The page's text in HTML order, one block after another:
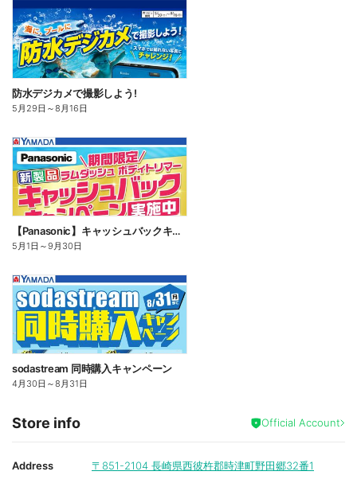
防水デジカメで撮影しよう!
5月29日 ～8月16日
【Panasonic】キャッシュバックキャンペーン
5月1日 ～9月30日
sodastream 同時購入キャンペーン
4月30日 ～8月31日
Store info Official Account
Address 〒851-2104 長崎県西彼杵郡時津町野田郷32番1